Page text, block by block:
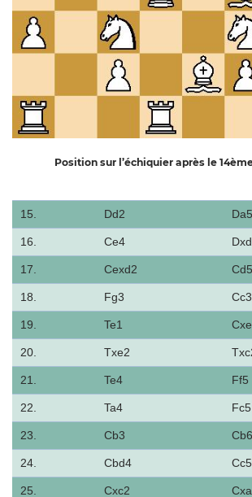
Position sur l’échiquier après le
15. Dd2 Da5
16. Ce4
17. Cexd2 Cd5
18. Fg3 Cc3
19. Te1
20. Txe2
21. Te4 Ff5
22. Ta4 Fc5
23. Cb3 Cb6
24. Cbd4 Cc5
25. Cxc2